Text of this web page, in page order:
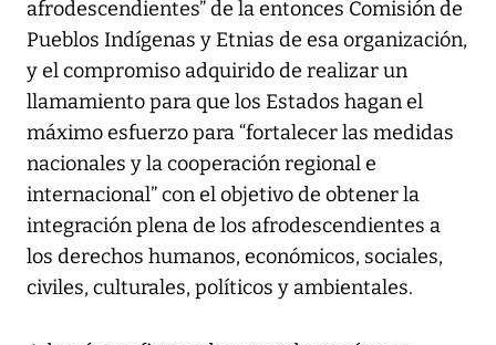
afrodescendientes” de la entonces Comisión de
Pueblos Indígenas y Etnias de esa organización,
y el compromiso adquirido de realizar un
llamamiento para que los Estados hagan el
máximo esfuerzo para “fortalecer las medidas
nacionales y la cooperación regional e
internacional” con el objetivo de obtener la
integración plena de los afrodescendientes a
los derechos humanos, económicos, sociales,
civiles, culturales, políticos y ambientales.